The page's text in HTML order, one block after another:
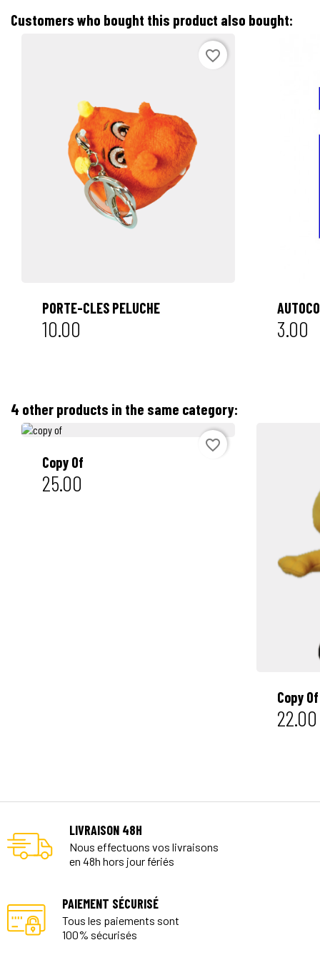
Customers who bought this product also bought:
PORTE-CLES PELUCHE
10.00
favorite_border
3.00
4 other products in the same category:
Copy Of
25.00
favorite_border
Copy Of
22.00
LIVRAISON 48H
Nous effectuons vos livraisons
en 48h hors jour fériés
PAIEMENT SÉCURISÉ
Tous les paiements sont
100% sécurisés